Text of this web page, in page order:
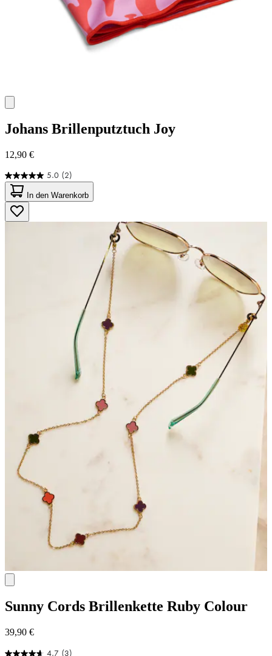
Johans Brillenputztuch Joy
12,90 €
5.0 (2)
5.0
von
5
Sternen.
2
In den Warenkorb
Sunny Cords Brillenkette Ruby Colour
39,90 €
4.7 (3)